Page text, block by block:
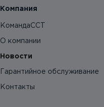
Компания
КомандаССТ
О компании
Новости
Гарантийное обслуживание
Контакты